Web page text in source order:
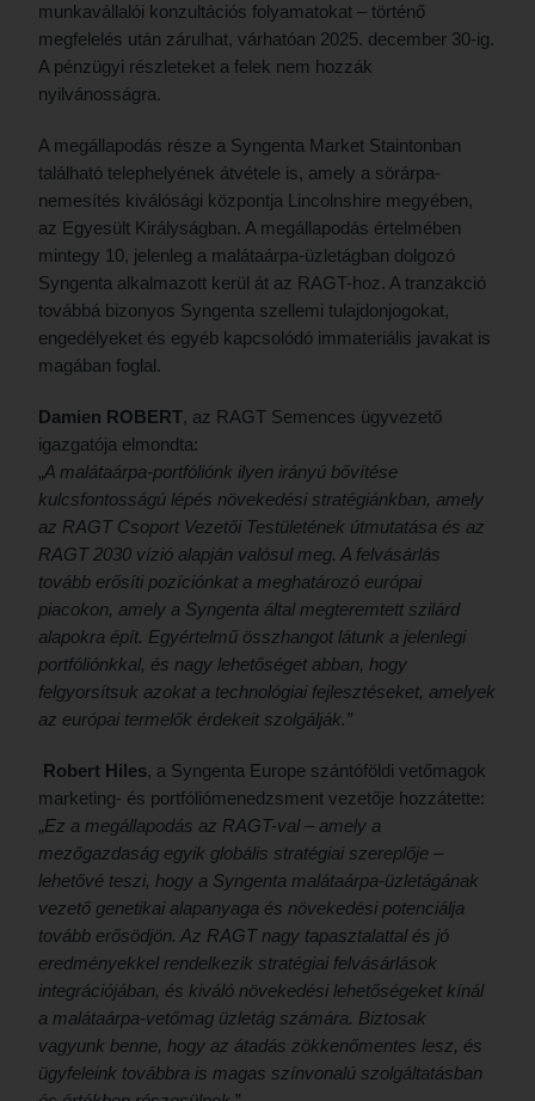
munkavállalói konzultációs folyamatokat – történő
megfelelés után zárulhat, várhatóan 2025. december 30-ig.
A pénzügyi részleteket a felek nem hozzák
nyilvánosságra.
A megállapodás része a Syngenta Market Staintonban
található telephelyének átvétele is, amely a sörárpa-
nemesítés kiválósági központja Lincolnshire megyében,
az Egyesült Királyságban. A megállapodás értelmében
mintegy 10, jelenleg a malátaárpa-üzletágban dolgozó
Syngenta alkalmazott kerül át az RAGT-hoz. A tranzakció
továbbá bizonyos Syngenta szellemi tulajdonjogokat,
engedélyeket és egyéb kapcsolódó immateriális javakat is
magában foglal.
Damien ROBERT, az RAGT Semences ügyvezető
igazgatója elmondta:
„A malátaárpa-portfóliónk ilyen irányú bővítése
kulcsfontosságú lépés növekedési stratégiánkban, amely
az RAGT Csoport Vezetői Testületének útmutatása és az
RAGT 2030 vízió alapján valósul meg. A felvásárlás
tovább erősíti pozíciónkat a meghatározó európai
piacokon, amely a Syngenta által megteremtett szilárd
alapokra épít. Egyértelmű összhangot látunk a jelenlegi
portfóliónkkal, és nagy lehetőséget abban, hogy
felgyorsítsuk azokat a technológiai fejlesztéseket, amelyek
az európai termelők érdekeit szolgálják.”
Robert Hiles, a Syngenta Europe szántóföldi vetőmagok
marketing- és portfóliómenedzsment vezetője hozzátette:
„Ez a megállapodás az RAGT-val – amely a
mezőgazdaság egyik globális stratégiai szereplője –
lehetővé teszi, hogy a Syngenta malátaárpa-üzletágának
vezető genetikai alapanyaga és növekedési potenciálja
tovább erősödjön. Az RAGT nagy tapasztalattal és jó
eredményekkel rendelkezik stratégiai felvásárlások
integrációjában, és kiváló növekedési lehetőségeket kínál
a malátaárpa-vetőmag üzletág számára. Biztosak
vagyunk benne, hogy az átadás zökkenőmentes lesz, és
ügyfeleink továbbra is magas színvonalú szolgáltatásban